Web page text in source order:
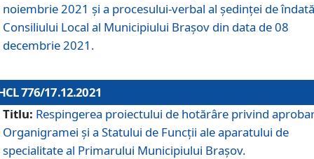
noiembrie 2021 și a procesului-verbal al şedinţei de
Consiliului Local al Municipiului Braşov din data de 08
decembrie 2021.
776/17.12.2021
Titlu: Respingerea proiectului de hotărâre privind
Organigramei şi a Statului de Funcţii ale aparatului de
specialitate al Primarului Municipiului Braşov.